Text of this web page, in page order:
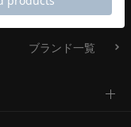
ブランド一覧